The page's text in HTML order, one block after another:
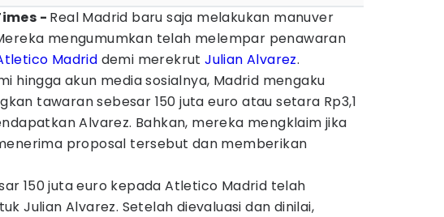
- Real Madrid baru saja melakukan manuver
mengumumkan telah melempar penawaran
Madrid demi merekrutJulian Alvarez.
hingga akun media sosialnya, Madrid mengaku
tawaran sebesar 150 juta euro atau setara Rp3,1
Alvarez. Bahkan, mereka mengklaim jika
proposal tersebut dan memberikan
150 juta euro kepada Atletico Madrid telah
Julian Alvarez. Setelah dievaluasi dan dinilai,